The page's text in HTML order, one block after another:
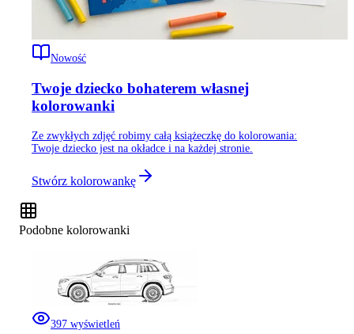
Nowość
Twoje dziecko bohaterem własnej
kolorowanki
Ze zwykłych zdjęć robimy całą książeczkę do kolorowania:
Twoje dziecko jest na okładce i na każdej stronie.
Stwórz kolorowankę
Podobne kolorowanki
397 wyświetleń